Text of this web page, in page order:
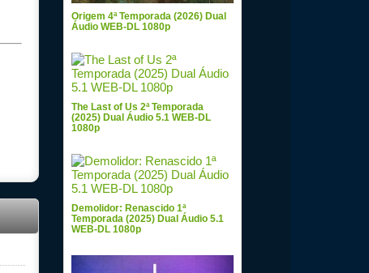
Origem 4ª Temporada (2026) Dual
Áudio WEB-DL 1080p
The Last of Us 2ª Temporada
(2025) Dual Áudio 5.1 WEB-DL
1080p
Demolidor: Renascido 1ª
Temporada (2025) Dual Áudio 5.1
WEB-DL 1080p